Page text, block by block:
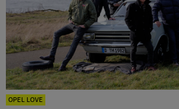
OPEL LOVE